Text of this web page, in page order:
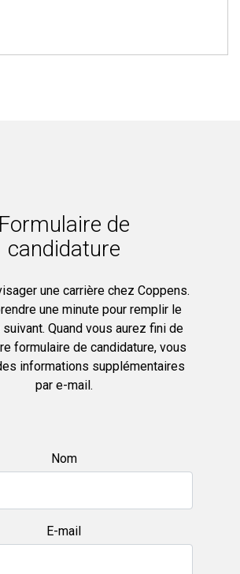
Formulaire de
candidature
une carrière chez Coppens.
une minute pour remplir le
Quand vous aurez fini de
formulaire de candidature, vous
informations supplémentaires
par e-mail.
Nom
E-mail